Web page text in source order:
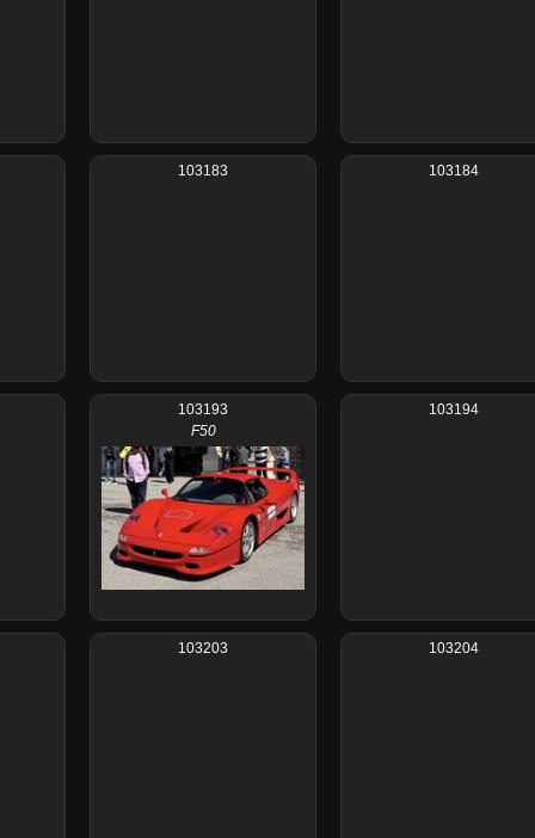
103183 103184
103193
F50
103194
103203 103204